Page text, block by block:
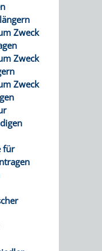
RIDE
RADFAHREN
VRNNEXTBIKE
Zweck
Zweck
Zweck
für